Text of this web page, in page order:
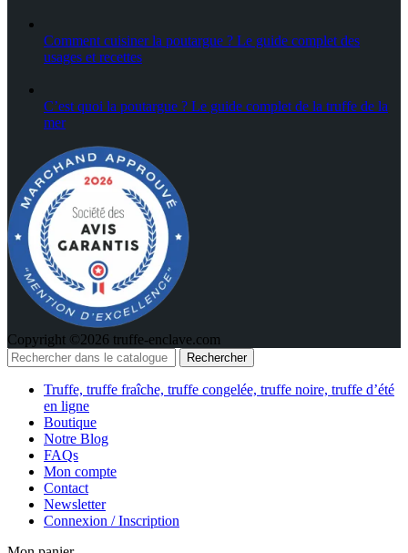
Comment cuisiner la poutargue ? Le guide complet des
usages et recettes
C’est quoi la poutargue ? Le guide complet de la truffe de la
mer
Copyright ©2026 truffe-enclave.com
Rechercher
Truffe, truffe fraîche, truffe congelée, truffe noire, truffe d’été
en ligne
Boutique
Notre Blog
FAQs
Mon compte
Contact
Newsletter
Connexion / Inscription